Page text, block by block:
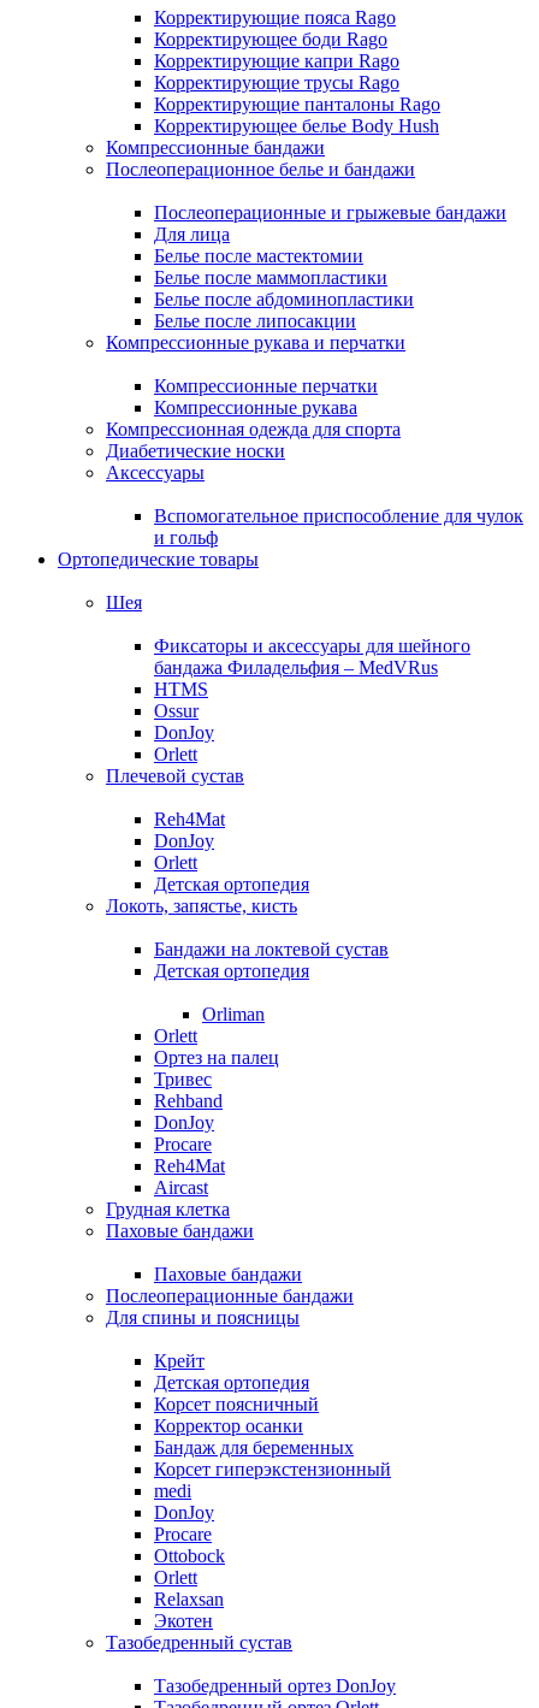
Корректирующие пояса Rago
Корректирующее боди Rago
Корректирующие капри Rago
Корректирующие трусы Rago
Корректирующие панталоны Rago
Корректирующее белье Body Hush
Компрессионные бандажи
Послеоперационное белье и бандажи
Послеоперационные и грыжевые бандажи
Для лица
Белье после мастектомии
Белье после маммопластики
Белье после абдоминопластики
Белье после липосакции
Компрессионные рукава и перчатки
Компрессионные перчатки
Компрессионные рукава
Компрессионная одежда для спорта
Диабетические носки
Аксессуары
Вспомогательное приспособление для чулок
и гольф
Ортопедические товары
Шея
Фиксаторы и аксессуары для шейного
бандажа Филадельфия – MedVRus
HTMS
Ossur
DonJoy
Orlett
Плечевой сустав
Reh4Mat
DonJoy
Orlett
Детская ортопедия
Локоть, запястье, кисть
Бандажи на локтевой сустав
Детская ортопедия
Orliman
Orlett
Ортез на палец
Тривес
Rehband
DonJoy
Procare
Reh4Mat
Aircast
Грудная клетка
Паховые бандажи
Паховые бандажи
Послеоперационные бандажи
Для спины и поясницы
Крейт
Детская ортопедия
Корсет поясничный
Корректор осанки
Бандаж для беременных
Корсет гиперэкстензионный
medi
DonJoy
Procare
Ottobock
Orlett
Relaxsan
Экотен
Тазобедренный сустав
Тазобедренный ортез DonJoy